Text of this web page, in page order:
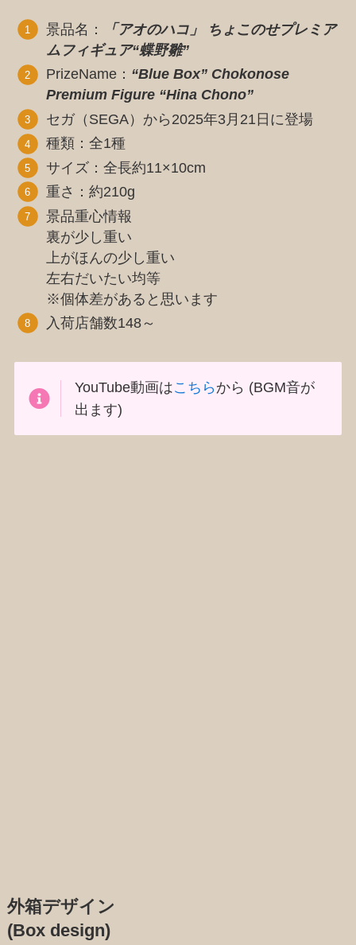
景品名：
「アオのハコ」 ちょこのせプレミア
ムフィギュア“蝶野雛”
PrizeName： “Blue Box” Chokonose
Premium Figure “Hina Chono”
セガ（SEGA）から2025年3月21日に登場
種類：全1種
サイズ：全長約11×10cm
重さ：約210g
景品重心情報
裏が少し重い
上がほんの少し重い
左右だいたい均等
※個体差があると思います
入荷店舗数148～
YouTube動画はこちら から (BGM音が
出ます)
外箱デザイン
(Box design)